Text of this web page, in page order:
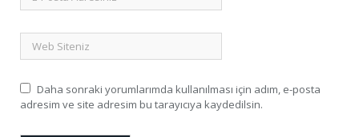
Daha sonraki yorumlarımda kullanılması için adım, e-posta
adresim ve site adresim bu tarayıcıya kaydedilsin.